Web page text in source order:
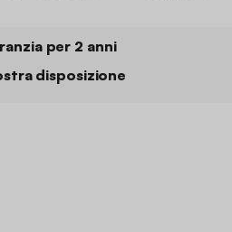
per 2 anni
disposizione